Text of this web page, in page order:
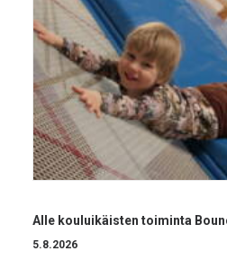
Alle kouluikäisten toiminta
5.8.2026